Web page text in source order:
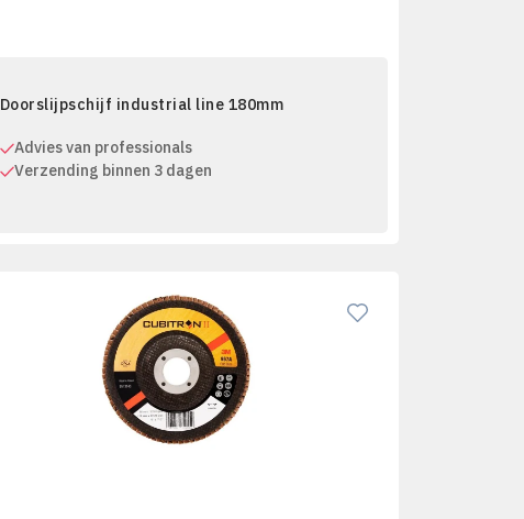
Doorslijpschijf industrial line 180mm
Advies van professionals
Verzending binnen 3 dagen